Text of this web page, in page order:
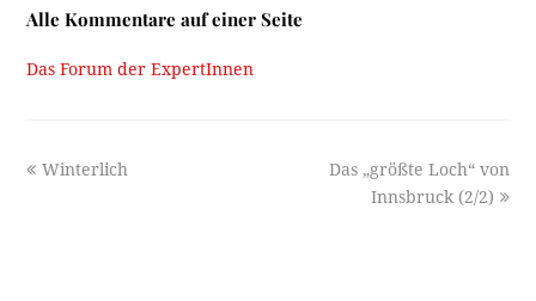
Alle Kommentare auf einer Seite
Das Forum der ExpertInnen
previous
Winterlich
next
post:
Das „größte Loch“ von
Innsbruck (2/2)